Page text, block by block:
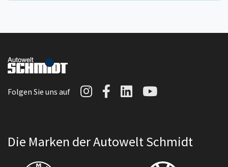
Folgen Sie uns auf Autowelt Schmidt auf
Autowelt Schmidt
AutoweltAutowelt
Die Marken der Autowelt Schmidt